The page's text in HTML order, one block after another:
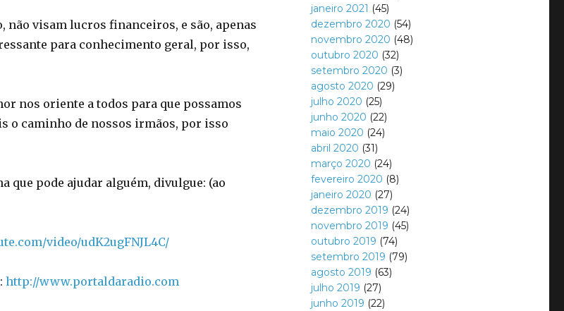
não visam lucros financeiros, e são, apenas
para conhecimento geral, por isso,
nos oriente a todos para que possamos
o caminho de nossos irmãos, por isso
que pode ajudar alguém, divulgue: (ao
video/udK2ugFNJL4C/
http://www.portaldaradio.com
janeiro 2021 (45)
dezembro 2020 (54)
novembro 2020 (48)
outubro 2020 (32)
setembro 2020 (3)
agosto 2020 (29)
julho 2020 (25)
junho 2020 (22)
maio 2020 (24)
abril 2020 (31)
março 2020 (24)
fevereiro 2020 (8)
janeiro 2020 (27)
dezembro 2019 (24)
novembro 2019 (45)
outubro 2019 (74)
setembro 2019 (79)
agosto 2019 (63)
julho 2019 (27)
junho 2019 (22)